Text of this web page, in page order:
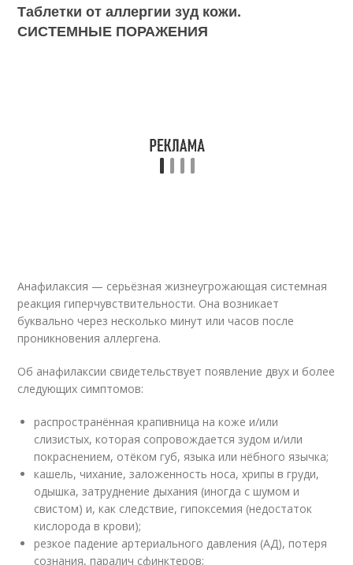
Таблетки от аллергии зуд кожи.
СИСТЕМНЫЕ ПОРАЖЕНИЯ
Анафилаксия — серьёзная жизнеугрожающая системная
реакция гиперчувствительности. Она возникает
буквально через несколько минут или часов после
проникновения аллергена.
Об анафилаксии свидетельствует появление двух и более
следующих симптомов:
распространённая крапивница на коже и/или
слизистых, которая сопровождается зудом и/или
покраснением, отёком губ, языка или нёбного язычка;
кашель, чихание, заложенность носа, хрипы в груди,
одышка, затруднение дыхания (иногда с шумом и
свистом) и, как следствие, гипоксемия (недостаток
кислорода в крови);
резкое падение артериального давления (АД), потеря
сознания, паралич сфинктеров;